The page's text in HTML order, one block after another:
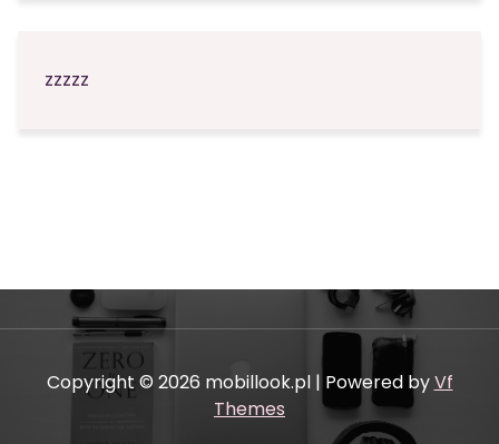
zzzzz
Copyright © 2026 mobillook.pl | Powered byVf
Themes